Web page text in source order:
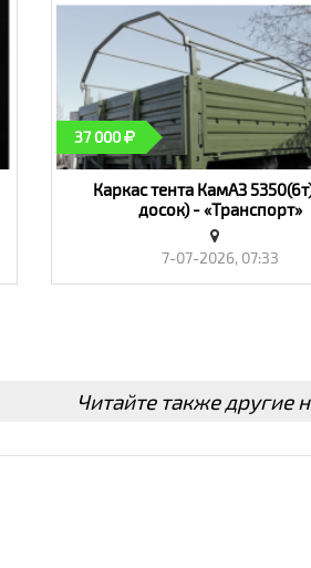
37 000
Каркас тента КамАЗ
досок) - «Транспорт»
7-07-2026, 07:33
Читайте также другие